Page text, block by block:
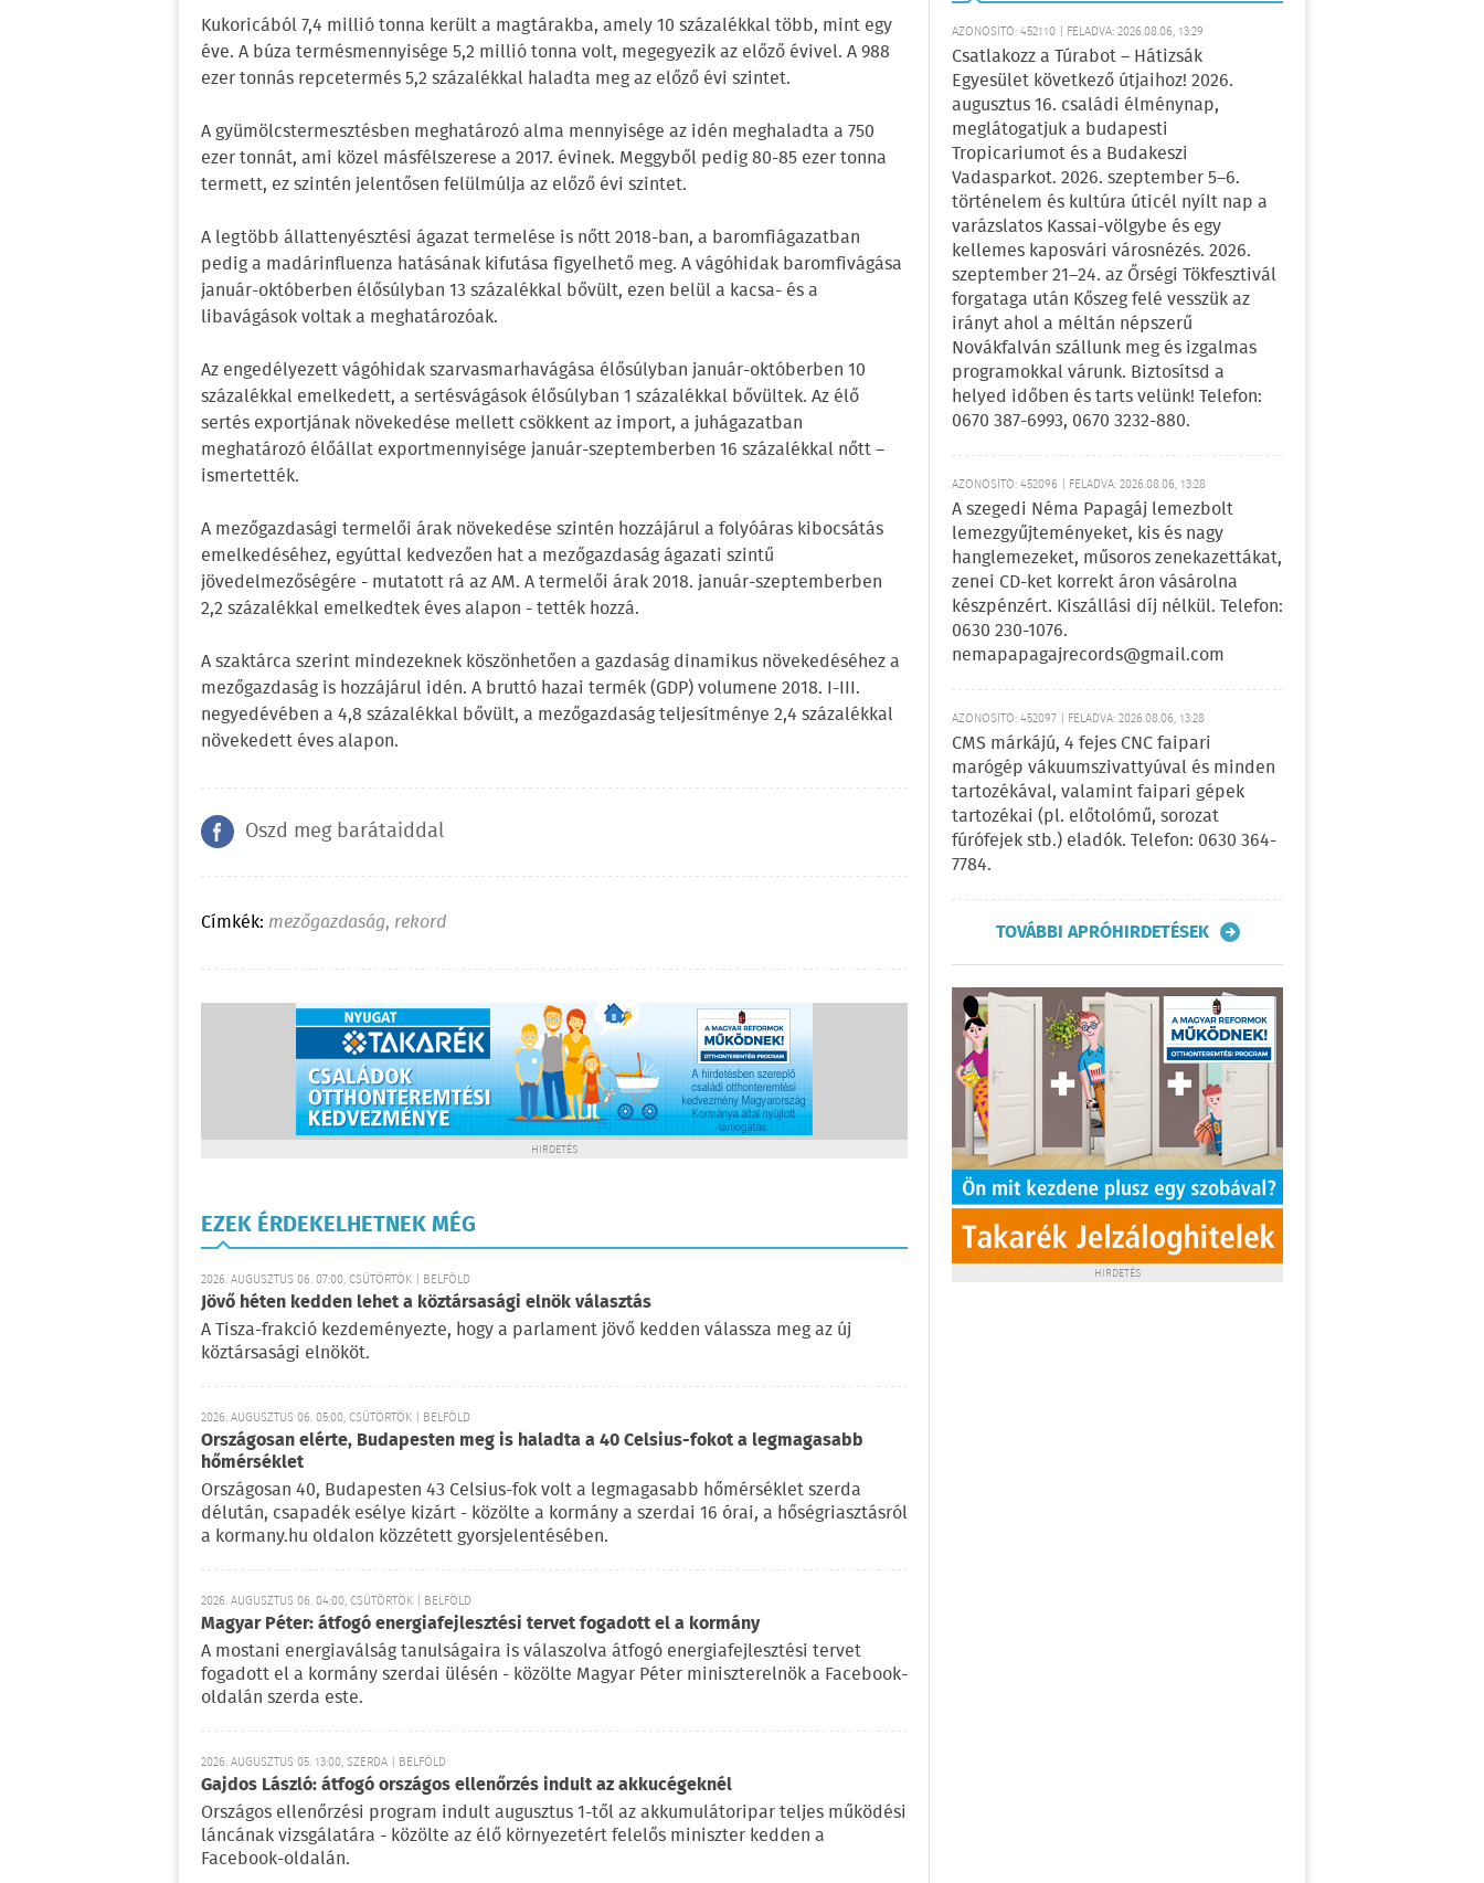
Kukoricából 7,4 millió tonna került a magtárakba, amely 10 százalékkal több, mint egy
éve. A búza termésmennyisége 5,2 millió tonna volt, megegyezik az előző évivel. A 988
ezer tonnás repcetermés 5,2 százalékkal haladta meg az előző évi szintet.
A gyümölcstermesztésben meghatározó alma mennyisége az idén meghaladta a 750
ezer tonnát, ami közel másfélszerese a 2017. évinek. Meggyből pedig 80-85 ezer tonna
termett, ez szintén jelentősen felülmúlja az előző évi szintet.
A legtöbb állattenyésztési ágazat termelése is nőtt 2018-ban, a baromfiágazatban
pedig a madárinfluenza hatásának kifutása figyelhető meg. A vágóhidak baromfivágása
január-októberben élősúlyban 13 százalékkal bővült, ezen belül a kacsa- és a
libavágások voltak a meghatározóak.
Az engedélyezett vágóhidak szarvasmarhavágása élősúlyban január-októberben 10
százalékkal emelkedett, a sertésvágások élősúlyban 1 százalékkal bővültek. Az élő
sertés exportjának növekedése mellett csökkent az import, a juhágazatban
meghatározó élőállat exportmennyisége január-szeptemberben 16 százalékkal nőtt –
ismertették.
A mezőgazdasági termelői árak növekedése szintén hozzájárul a folyóáras kibocsátás
emelkedéséhez, egyúttal kedvezően hat a mezőgazdaság ágazati szintű
jövedelmezőségére - mutatott rá az AM. A termelői árak 2018. január-szeptemberben
2,2 százalékkal emelkedtek éves alapon - tették hozzá.
A szaktárca szerint mindezeknek köszönhetően a gazdaság dinamikus növekedéséhez a
mezőgazdaság is hozzájárul idén. A bruttó hazai termék (GDP) volumene 2018. I-III.
negyedévében a 4,8 százalékkal bővült, a mezőgazdaság teljesítménye 2,4 százalékkal
növekedett éves alapon.
Oszd meg barátaiddal
Címkék: mezőgazdaság, rekord
HIRDETÉS
EZEK ÉRDEKELHETNEK MÉG
2026. AUGUSZTUS 06. 07:00, CSÜTÖRTÖK | BELFÖLD
Jövő héten kedden lehet a köztársasági elnök választás
A Tisza-frakció kezdeményezte, hogy a parlament jövő kedden válassza meg az új
köztársasági elnököt.
2026. AUGUSZTUS 06. 05:00, CSÜTÖRTÖK | BELFÖLD
Országosan elérte, Budapesten meg is haladta a 40 Celsius-fokot a legmagasabb
hőmérséklet
Országosan 40, Budapesten 43 Celsius-fok volt a legmagasabb hőmérséklet szerda
délután, csapadék esélye kizárt - közölte a kormány a szerdai 16 órai, a hőségriasztásról
a kormany.hu oldalon közzétett gyorsjelentésében.
2026. AUGUSZTUS 06. 04:00, CSÜTÖRTÖK | BELFÖLD
Magyar Péter: átfogó energiafejlesztési tervet fogadott el a kormány
A mostani energiaválság tanulságaira is válaszolva átfogó energiafejlesztési tervet
fogadott el a kormány szerdai ülésén - közölte Magyar Péter miniszterelnök a Facebook-
oldalán szerda este.
2026. AUGUSZTUS 05. 13:00, SZERDA | BELFÖLD
Gajdos László: átfogó országos ellenőrzés indult az akkucégeknél
Országos ellenőrzési program indult augusztus 1-től az akkumulátoripar teljes működési
láncának vizsgálatára - közölte az élő környezetért felelős miniszter kedden a
Facebook-oldalán.
AZONOSÍTÓ: 452110 | FELADVA: 2026.08.06, 13:29
Csatlakozz a Túrabot – Hátizsák
Egyesület következő útjaihoz! 2026.
augusztus 16. családi élménynap,
meglátogatjuk a budapesti
Tropicariumot és a Budakeszi
Vadasparkot. 2026. szeptember 5–6.
történelem és kultúra úticél nyílt nap a
varázslatos Kassai-völgybe és egy
kellemes kaposvári városnézés. 2026.
szeptember 21–24. az Őrségi Tökfesztivál
forgataga után Kőszeg felé vesszük az
irányt ahol a méltán népszerű
Novákfalván szállunk meg és izgalmas
programokkal várunk. Biztosítsd a
helyed időben és tarts velünk! Telefon:
0670 387-6993, 0670 3232-880.
AZONOSÍTÓ: 452096 | FELADVA: 2026.08.06, 13:28
A szegedi Néma Papagáj lemezbolt
lemezgyűjteményeket, kis és nagy
hanglemezeket, műsoros zenekazettákat,
zenei CD-ket korrekt áron vásárolna
készpénzért. Kiszállási díj nélkül. Telefon:
0630 230-1076.
nemapapagajrecords@gmail.com
AZONOSÍTÓ: 452097 | FELADVA: 2026.08.06, 13:28
CMS márkájú, 4 fejes CNC faipari
marógép vákuumszivattyúval és minden
tartozékával, valamint faipari gépek
tartozékai (pl. előtolómű, sorozat
fúrófejek stb.) eladók. Telefon: 0630 364-
7784.
TOVÁBBI APRÓHIRDETÉSEK
HIRDETÉS